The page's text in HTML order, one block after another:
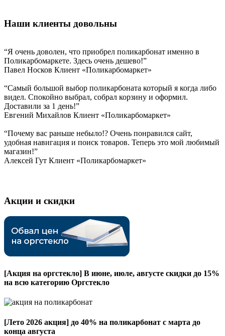
Наши клиенты довольны
“Я очень доволен, что приобрел поликарбонат именно в
Поликарбомаркете. Здесь очень дешево!”
Павел Носков Клиент «Поликарбомаркет»
“Самый большой выбор поликарбоната который я когда либо
видел. Спокойно выбрал, собрал корзину и оформил.
Доставили за 1 день!”
Евгений Михайлов Клиент «Поликарбомаркет»
“Почему вас раньше небыло!? Очень понравился сайт,
удобная навигация и поиск товаров. Теперь это мой любимый
магазин!”
Алексей Гут Клиент «Поликарбомаркет»
Акции и скидки
[Акция на оргстекло] В июне, июле, августе скидки до 15%
на всю категорию Оргстекло
[Лето 2026 акция] до 40% на поликарбонат с марта до
конца августа